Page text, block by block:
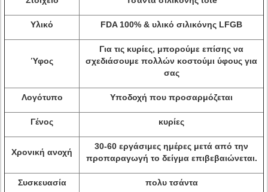
Υλικό FDA 100% & υλικό σιλικόνης LFGB
Ύφος
Για τις κυρίες, μπορούμε επίσης να
σχεδιάσουμε πολλών κοστούμι ύφους για
σας
Λογότυπο Υποδοχή που προσαρμόζεται
Γένος κυρίες
Χρονική ανοχή
30-60 εργάσιμες ημέρες μετά από την
προπαραγωγή το δείγμα επιβεβαιώνεται.
Συσκευασία πολυ τσάντα